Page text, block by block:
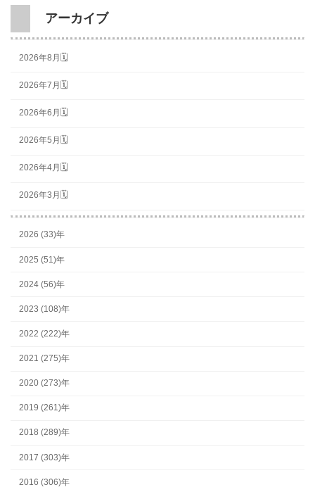
アーカイブ
2026年8月🗓
2026年7月🗓
2026年6月🗓
2026年5月🗓
2026年4月🗓
2026年3月🗓
2026 (33)年
2025 (51)年
2024 (56)年
2023 (108)年
2022 (222)年
2021 (275)年
2020 (273)年
2019 (261)年
2018 (289)年
2017 (303)年
2016 (306)年